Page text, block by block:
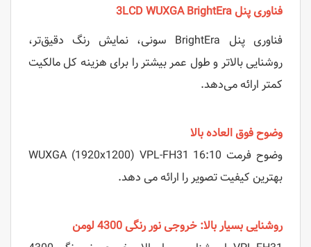
فناوری پنل 3LCD WUXGA BrightEra
فناوری پنل BrightEra سونی، نمایش رنگ دقیق‌تر،
روشنایی بالاتر و طول عمر بیشتر را برای هزینه کل مالکیت
کمتر ارائه می‌دهد.
وضوح فوق العاده بالا
وضوح فرمت 16:10 WUXGA (1920x1200) VPL-FH31
بهترین کیفیت تصویر را ارائه می دهد.
روشنایی بسیار بالا: خروجی نور رنگی 4300 لومن